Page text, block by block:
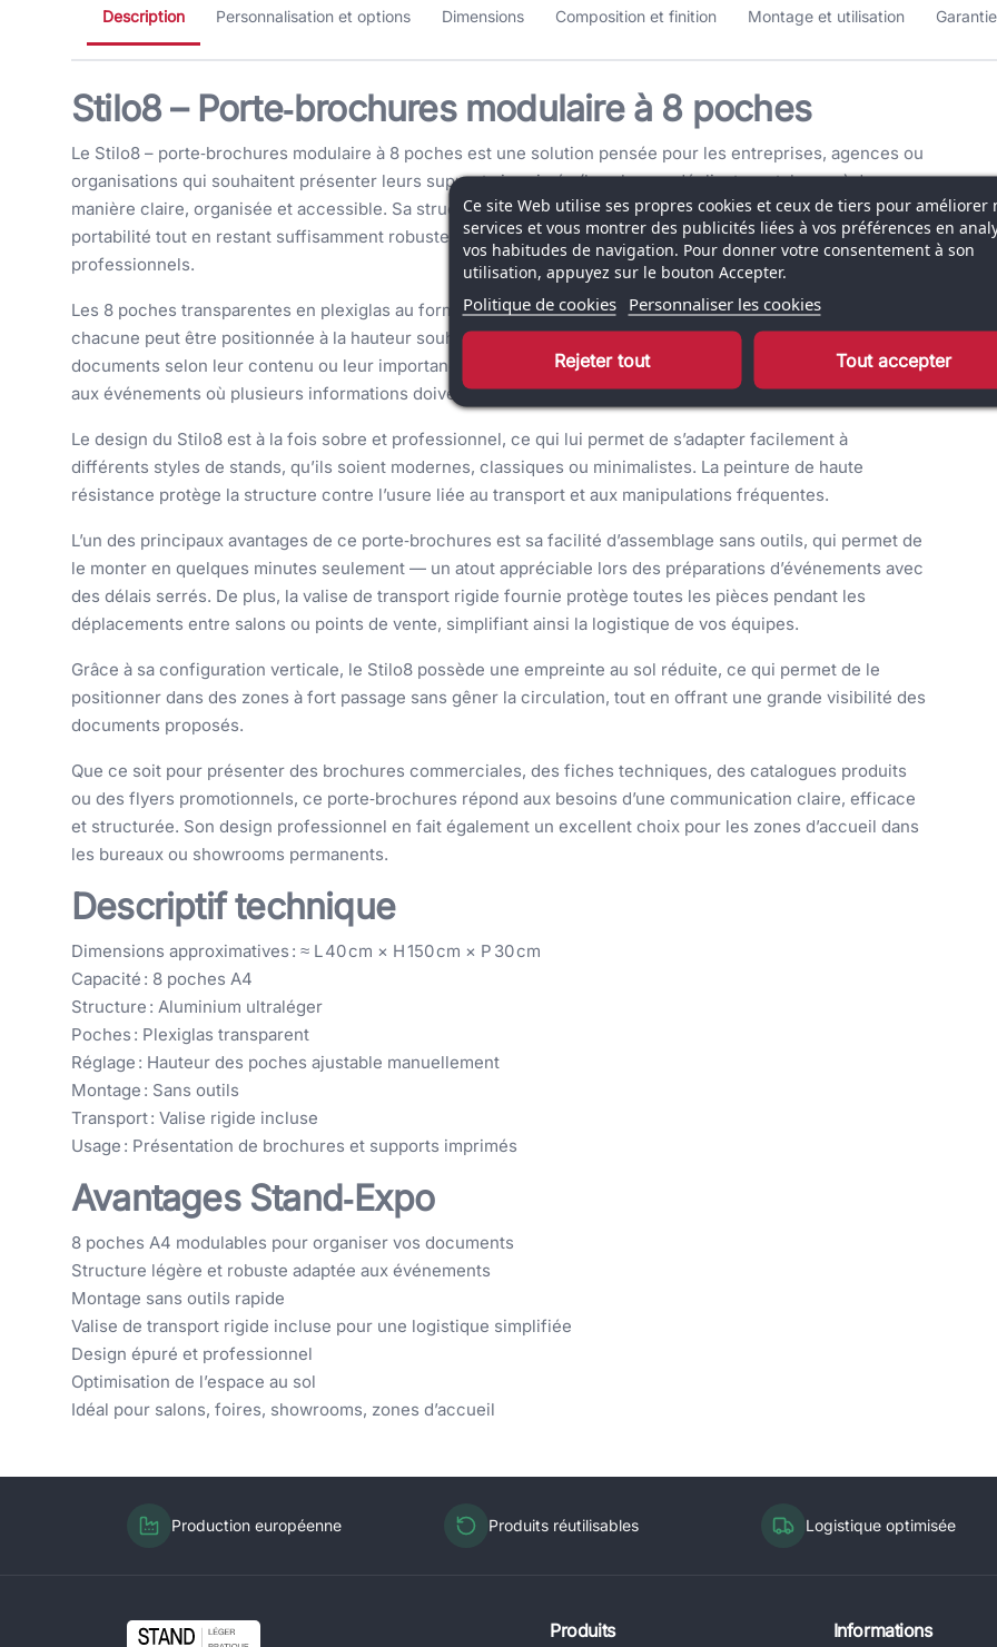
Description Personnalisation et options Dimensions Composition et finition Montage et utilisation
Stilo8 – Porte‑brochures modulaire à 8 poches
Le Stilo8 – porte‑brochures modulaire à 8 poches est une solution pensée pour les entreprises, agences ou
organisations qui souhaitent présenter leurs supports imprimés (brochures, dépliants, catalogues) de
manière claire, organisée et accessible. Sa structure en aluminium ultralégère offre une excellente
portabilité tout en restant suffisamment robuste pour une utilisation répétée dans des environnements
professionnels.
Les 8 poches transparentes en plexiglas au format A4 sont disposées verticalement sur le totem, et
chacune peut être positionnée à la hauteur souhaitée, ce qui offre une grande flexibilité d’affichage des
documents selon leur contenu ou leur importance. Ce système modulable convient particulièrement bien
aux événements où plusieurs informations doivent être mises à disposition du public.
Le design du Stilo8 est à la fois sobre et professionnel, ce qui lui permet de s’adapter facilement à
différents styles de stands, qu’ils soient modernes, classiques ou minimalistes. La peinture de haute
résistance protège la structure contre l’usure liée au transport et aux manipulations fréquentes.
L’un des principaux avantages de ce porte‑brochures est sa facilité d’assemblage sans outils, qui permet de
le monter en quelques minutes seulement — un atout appréciable lors des préparations d’événements avec
des délais serrés. De plus, la valise de transport rigide fournie protège toutes les pièces pendant les
déplacements entre salons ou points de vente, simplifiant ainsi la logistique de vos équipes.
Grâce à sa configuration verticale, le Stilo8 possède une empreinte au sol réduite, ce qui permet de le
positionner dans des zones à fort passage sans gêner la circulation, tout en offrant une grande visibilité des
documents proposés.
Que ce soit pour présenter des brochures commerciales, des fiches techniques, des catalogues produits
ou des flyers promotionnels, ce porte‑brochures répond aux besoins d’une communication claire, efficace
et structurée. Son design professionnel en fait également un excellent choix pour les zones d’accueil dans
les bureaux ou showrooms permanents.
Descriptif technique
Dimensions approximatives : ≈ L 40 cm × H 150 cm × P 30 cm
Capacité : 8 poches A4
Structure : Aluminium ultraléger
Poches : Plexiglas transparent
Réglage : Hauteur des poches ajustable manuellement
Montage : Sans outils
Transport : Valise rigide incluse
Usage : Présentation de brochures et supports imprimés
Avantages Stand‑Expo
8 poches A4 modulables pour organiser vos documents
Structure légère et robuste adaptée aux événements
Montage sans outils rapide
Valise de transport rigide incluse pour une logistique simplifiée
Design épuré et professionnel
Optimisation de l’espace au sol
Idéal pour salons, foires, showrooms, zones d’accueil
Production européenne Produits réutilisables Logistique optimisée
Produits Informations
Ce site Web utilise ses propres cookies et ceux de tiers pour améliorer
services et vous montrer des publicités liées à vos préférences en
vos habitudes de navigation. Pour donner votre consentement à son
utilisation, appuyez sur le bouton Accepter.
Politique de cookies Personnaliser les cookies
Rejeter tout Tout accepter